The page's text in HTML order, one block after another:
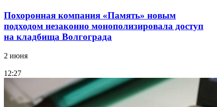
Похоронная компания «Память» новым
подходом незаконно монополизировала доступ
на кладбища Волгограда
2 июня
12:27